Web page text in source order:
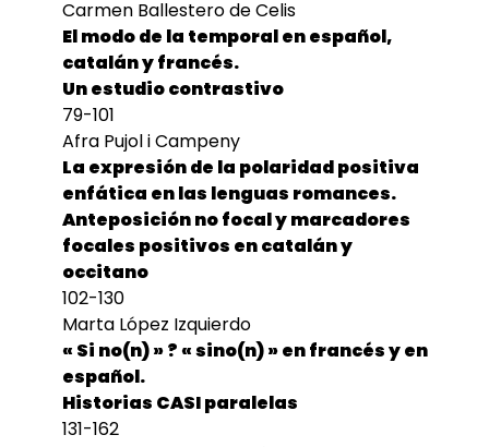
Carmen Ballestero de Celis
El modo de la temporal en español,
catalán y francés.
Un estudio contrastivo
79-101
Afra Pujol i Campeny
La expresión de la polaridad positiva
enfática en las lenguas romances.
Anteposición no focal y marcadores
focales positivos en catalán y
occitano
102-130
Marta López Izquierdo
« Si no(n) » ? « sino(n) » en francés y en
español.
Historias CASI paralelas
131-162